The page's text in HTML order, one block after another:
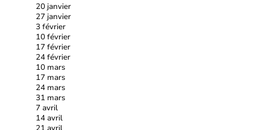
20 janvier
27 janvier
3 février
10 février
17 février
24 février
10 mars
17 mars
24 mars
31 mars
7 avril
14 avril